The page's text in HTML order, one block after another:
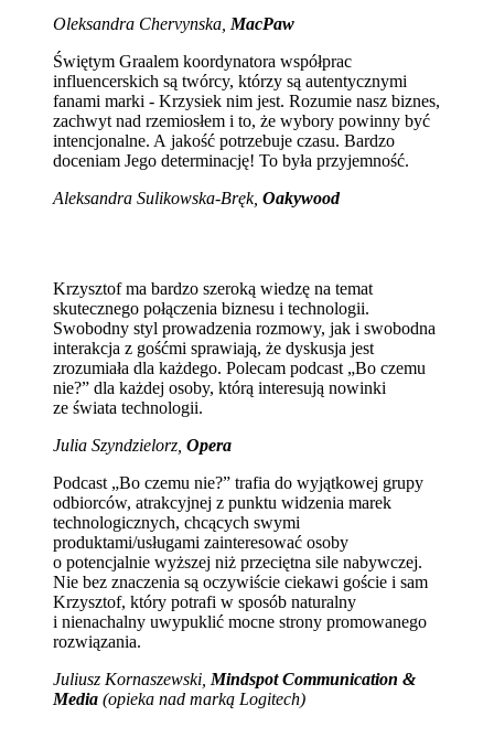
Oleksandra Chervynska, MacPaw
Świętym Graalem koordynatora współprac
influencerskich są twórcy, którzy są autentycznymi
fanami marki - Krzysiek nim jest. Rozumie nasz biznes,
zachwyt nad rzemiosłem i to, że wybory powinny być
intencjonalne. A jakość potrzebuje czasu. Bardzo
doceniam Jego determinację! To była przyjemność.
Aleksandra Sulikowska-Bręk, Oakywood
Krzysztof ma bardzo szeroką wiedzę na temat
skutecznego połączenia biznesu i technologii.
Swobodny styl prowadzenia rozmowy, jak i swobodna
interakcja z gośćmi sprawiają, że dyskusja jest
zrozumiała dla każdego. Polecam podcast „Bo czemu
nie?” dla każdej osoby, którą interesują nowinki
ze świata technologii.
Julia Szyndzielorz, Opera
Podcast „Bo czemu nie?” trafia do wyjątkowej grupy
odbiorców, atrakcyjnej z punktu widzenia marek
technologicznych, chcących swymi
produktami/usługami zainteresować osoby
o potencjalnie wyższej niż przeciętna sile nabywczej.
Nie bez znaczenia są oczywiście ciekawi goście i sam
Krzysztof, który potrafi w sposób naturalny
i nienachalny uwypuklić mocne strony promowanego
rozwiązania.
Juliusz Kornaszewski, Mindspot Communication &
Media (opieka nad marką Logitech)